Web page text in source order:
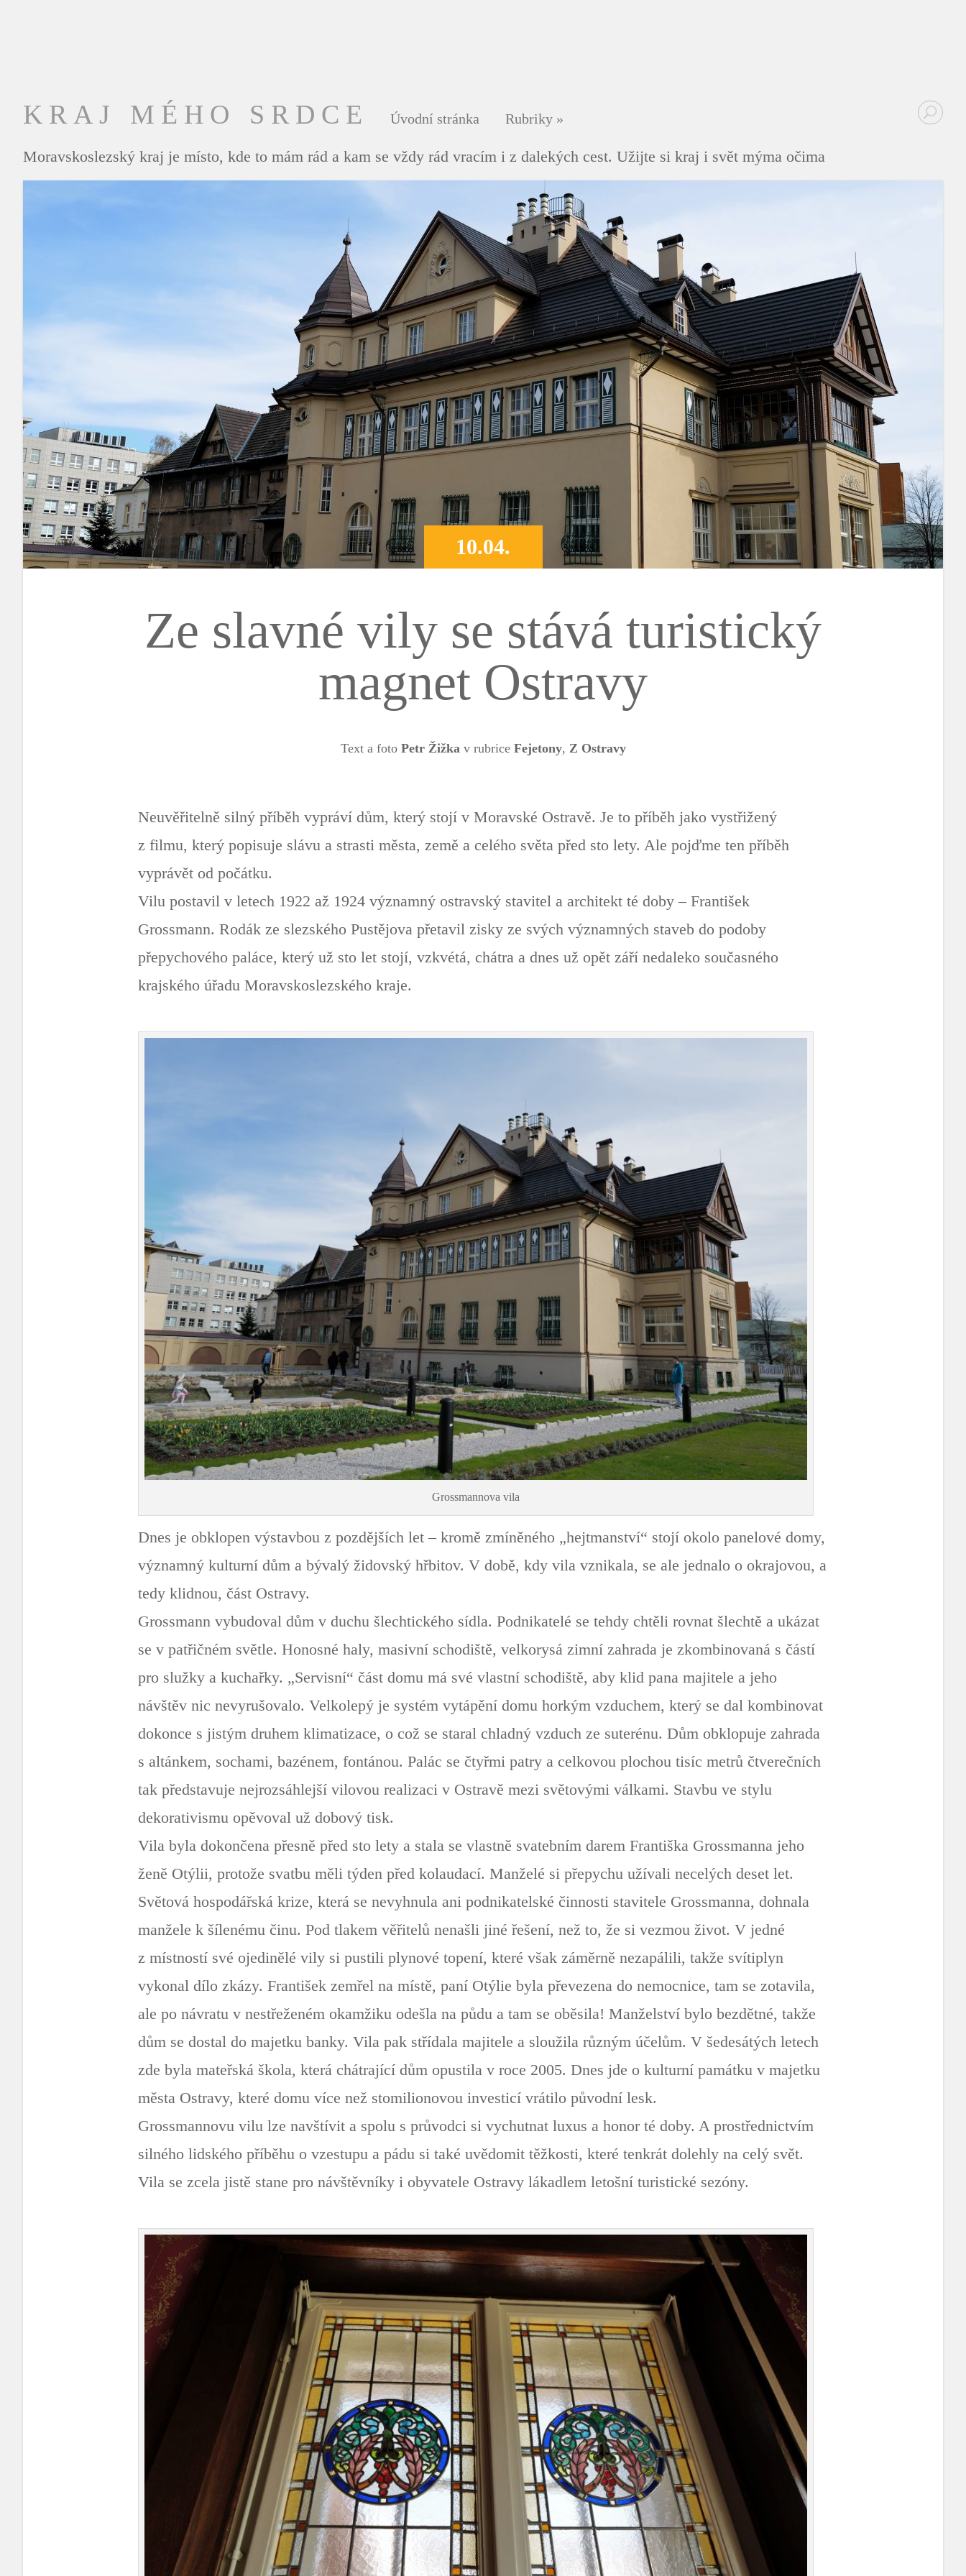
KRAJ MÉHO SRDCE Úvodní stránka Rubriky »
Moravskoslezský kraj je místo, kde to mám rád a kam se vždy rád vracím i z dalekých cest. Užijte si kraj i svět mýma očima
10.04.
Ze slavné vily se stává turistický
magnet Ostravy
Text a foto Petr Žižkav rubrice Fejetony, Z Ostravy
Neuvěřitelně silný příběh vypráví dům, který stojí v Moravské Ostravě. Je to příběh jako vystřižený
z filmu, který popisuje slávu a strasti města, země a celého světa před sto lety. Ale pojďme ten příběh
vyprávět od počátku.
Vilu postavil v letech 1922 až 1924 významný ostravský stavitel a architekt té doby – František
Grossmann. Rodák ze slezského Pustějova přetavil zisky ze svých významných staveb do podoby
přepychového paláce, který už sto let stojí, vzkvétá, chátra a dnes už opět září nedaleko současného
krajského úřadu Moravskoslezského kraje.
Grossmannova vila
Dnes je obklopen výstavbou z pozdějších let – kromě zmíněného „hejtmanství“ stojí okolo panelové domy,
významný kulturní dům a bývalý židovský hřbitov. V době, kdy vila vznikala, se ale jednalo o okrajovou, a
tedy klidnou, část Ostravy.
Grossmann vybudoval dům v duchu šlechtického sídla. Podnikatelé se tehdy chtěli rovnat šlechtě a ukázat
se v patřičném světle. Honosné haly, masivní schodiště, velkorysá zimní zahrada je zkombinovaná s částí
pro služky a kuchařky. „Servisní“ část domu má své vlastní schodiště, aby klid pana majitele a jeho
návštěv nic nevyrušovalo. Velkolepý je systém vytápění domu horkým vzduchem, který se dal kombinovat
dokonce s jistým druhem klimatizace, o což se staral chladný vzduch ze suterénu. Dům obklopuje zahrada
s altánkem, sochami, bazénem, fontánou. Palác se čtyřmi patry a celkovou plochou tisíc metrů čtverečních
tak představuje nejrozsáhlejší vilovou realizaci v Ostravě mezi světovými válkami. Stavbu ve stylu
dekorativismu opěvoval už dobový tisk.
Vila byla dokončena přesně před sto lety a stala se vlastně svatebním darem Františka Grossmanna jeho
ženě Otýlii, protože svatbu měli týden před kolaudací. Manželé si přepychu užívali necelých deset let.
Světová hospodářská krize, která se nevyhnula ani podnikatelské činnosti stavitele Grossmanna, dohnala
manžele k šílenému činu. Pod tlakem věřitelů nenašli jiné řešení, než to, že si vezmou život. V jedné
z místností své ojedinělé vily si pustili plynové topení, které však záměrně nezapálili, takže svítiplyn
vykonal dílo zkázy. František zemřel na místě, paní Otýlie byla převezena do nemocnice, tam se zotavila,
ale po návratu v nestřeženém okamžiku odešla na půdu a tam se oběsila! Manželství bylo bezdětné, takže
dům se dostal do majetku banky. Vila pak střídala majitele a sloužila různým účelům. V šedesátých letech
zde byla mateřská škola, která chátrající dům opustila v roce 2005. Dnes jde o kulturní památku v majetku
města Ostravy, které domu více než stomilionovou investicí vrátilo původní lesk.
Grossmannovu vilu lze navštívit a spolu s průvodci si vychutnat luxus a honor té doby. A prostřednictvím
silného lidského příběhu o vzestupu a pádu si také uvědomit těžkosti, které tenkrát dolehly na celý svět.
Vila se zcela jistě stane pro návštěvníky i obyvatele Ostravy lákadlem letošní turistické sezóny.